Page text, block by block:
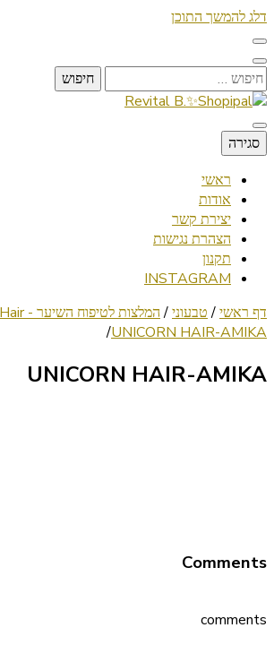
דלג להמשך התוכן
חיפוש:
Revital B.✨Shopipal
Lifestyle ✦ Beauty ✦ Vegan ✦ Travel
סגירה
ראשי
אודות
יצירת קשר
הצהרת נגישות
תקנון
INSTAGRAM
דף ראשי/ טבעוני/ המלצות לטיפוח השיער - My Unicorn Hair
/UNICORN HAIR-AMIKA
UNICORN HAIR-AMIKA
Comments
comments